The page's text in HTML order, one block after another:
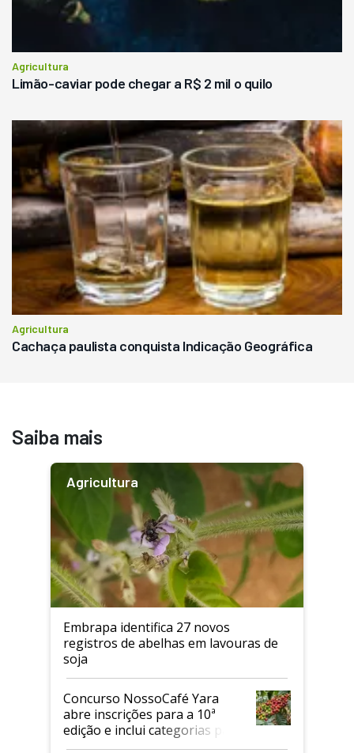
Agricultura
Limão-caviar pode chegar a R$ 2 mil o quilo
Agricultura
Cachaça paulista conquista Indicação Geográfica
Saiba mais
Agricultura
Embrapa identifica 27 novos
registros de abelhas em lavouras de
soja
Concurso NossoCafé Yara
abre inscrições para a 10ª
edição e inclui categorias para
cafés Canephora